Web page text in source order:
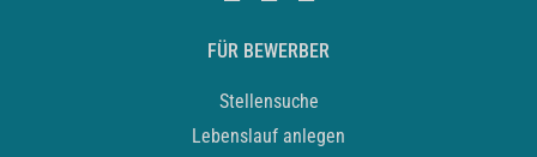
FÜR BEWERBER
Stellensuche
Lebenslauf anlegen